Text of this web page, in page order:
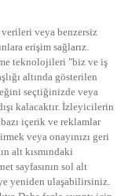
verileri veya benzersiz
erişim sağlarız.
teknolojileri "biz ve iş
altında gösterilen
seçtiğinizde veya
kalacaktır. İzleyicilerin
bazı içerik ve reklamlar
veya onayınızı geri
alt kısmındaki
sayfasının sol alt
yeniden ulaşabilirsiniz.